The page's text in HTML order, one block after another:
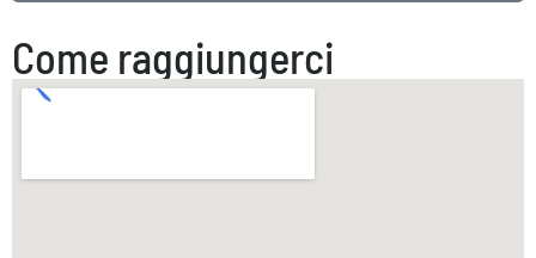
Come raggiungerci